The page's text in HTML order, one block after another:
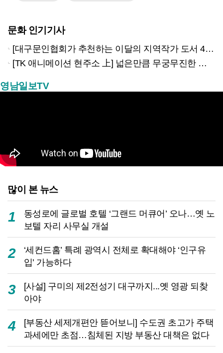
문화 인기기사
[대구문인협회가 추천하는 이달의 지역작가 도서 4권]
[TK 애니메이션 현주소 上] 넓은만큼 무궁무진한 이야기…경북은 ‘스토리 IP’의 원천
영남일보TV
많이 본 뉴스
1
동성로에 글로벌 호텔 ‘그랜드 머큐어’ 오나…옛 노
보텔 자리 사무실 개설
2
‘세컨드홈’ 특례 광역시 전체로 확대해야 ‘인구유
입’ 가능하다
3
[사설] 구미의 제2전성기 대구까지...옛 영광 되찾
아야
4
[부동산 세제개편안 뜯어보니] 수도권 초고가 주택
과세에만 초점…침체된 지방 부동산 대책은 없다